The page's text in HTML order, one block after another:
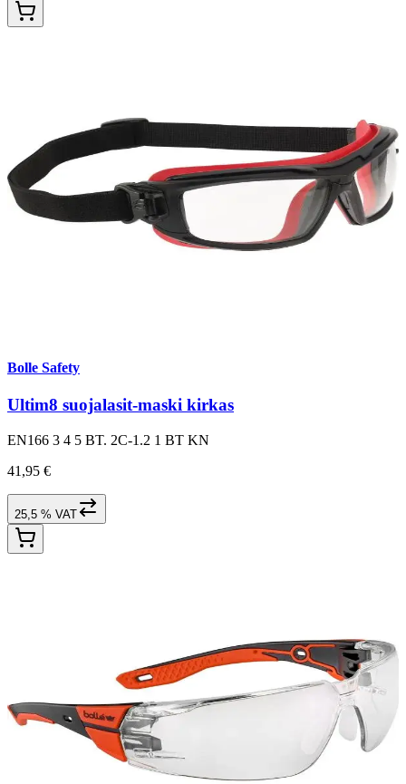
Bolle Safety
Ultim8 suojalasit-maski kirkas
EN166 3 4 5 BT. 2C-1.2 1 BT KN
41,95 €
25,5 % VAT